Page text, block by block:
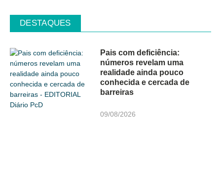
DESTAQUES
Pais com deficiência:
números revelam uma
realidade ainda pouco
conhecida e cercada de
barreiras
09/08/2026